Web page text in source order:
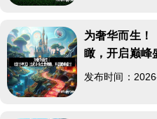
为奢华而生！
瞰，开启巅峰
发布时间：